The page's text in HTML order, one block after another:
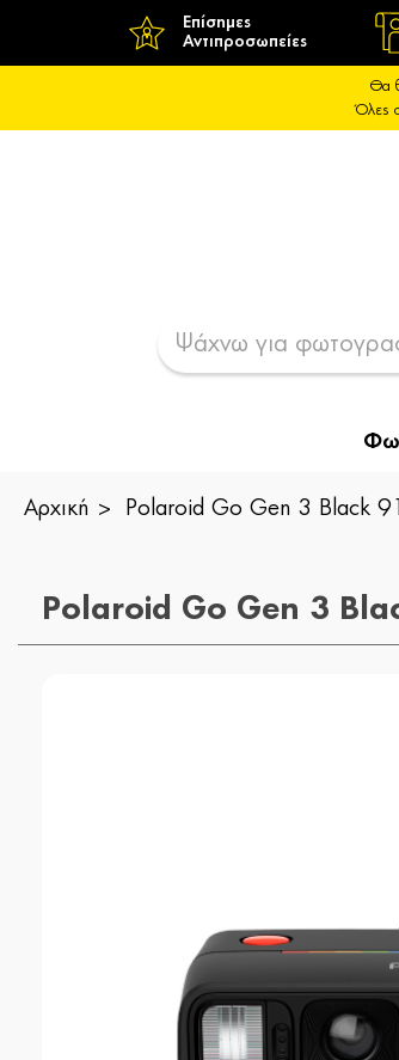
Επίσημες
Αντιπροσωπείες
Θα
Όλες
Αρχική Polaroid Go Gen 3 Black
Polaroid Go Gen 3